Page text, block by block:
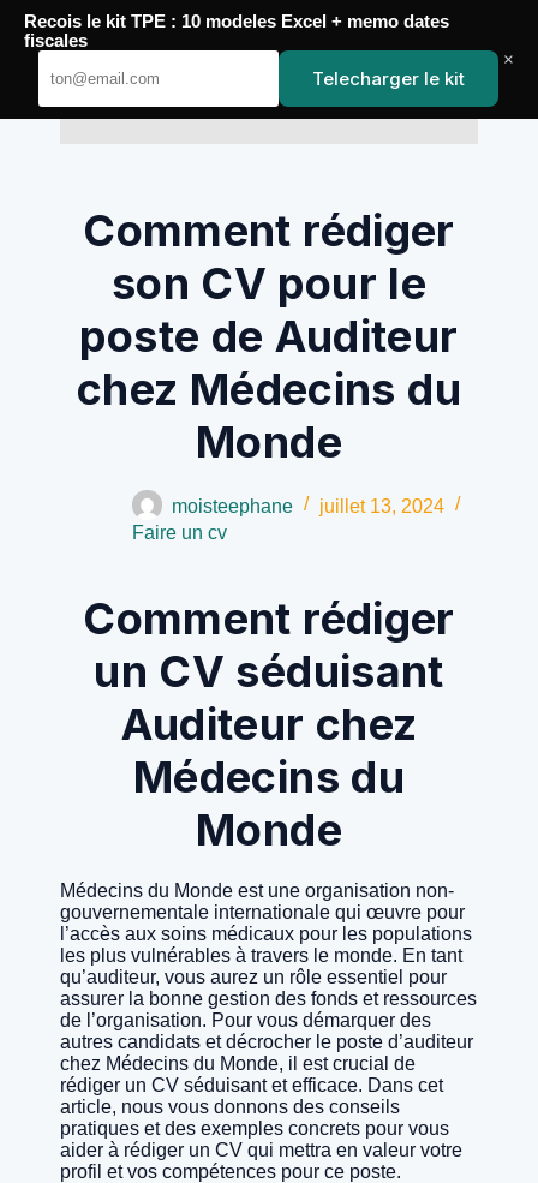
Passer
au
contenu
Comment rédiger
son CV pour le
poste de Auditeur
chez Médecins du
Monde
moisteephane
juillet 13, 2024
Faire un cv
Comment rédiger
un CV séduisant
Auditeur chez
Médecins du
Monde
Médecins du Monde est une organisation non-
gouvernementale internationale qui œuvre pour
l’accès aux soins médicaux pour les populations
les plus vulnérables à travers le monde. En tant
qu’auditeur, vous aurez un rôle essentiel pour
assurer la bonne gestion des fonds et ressources
de l’organisation. Pour vous démarquer des
autres candidats et décrocher le poste d’auditeur
chez Médecins du Monde, il est crucial de
rédiger un CV séduisant et efficace. Dans cet
article, nous vous donnons des conseils
pratiques et des exemples concrets pour vous
aider à rédiger un CV qui mettra en valeur votre
profil et vos compétences pour ce poste.
Recois le kit TPE : 10 modeles Excel + memo dates
fiscales
Telecharger le kit
×